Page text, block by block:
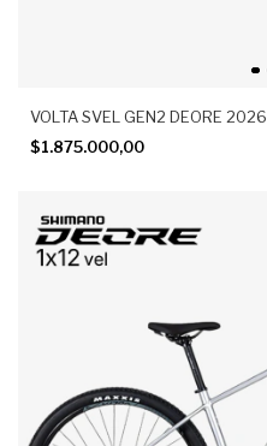
VOLTA SVEL GEN2 DEORE 2026
$1.875.000,00